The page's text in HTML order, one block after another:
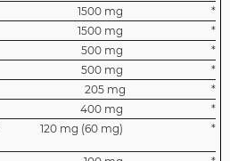
1500 mg
*
1500 mg
*
500 mg
*
500 mg
*
205 mg
*
400 mg
*
120 mg (60 mg) *